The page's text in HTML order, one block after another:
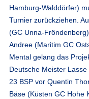
Hamburg-Walddörfer)
Turnier zurückziehen.
(GC Unna-
Andree (Maritim GC
Mentalgelang das
Deutsche Meister
23 BSP vor Quentin
Bäse (Küsten GC Hohe